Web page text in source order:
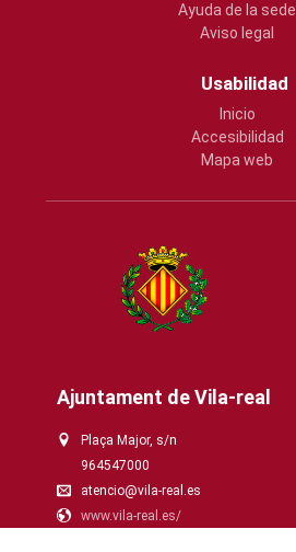
Ayuda de la sede
Aviso legal
Usabilidad
Inicio
Accesibilidad
Mapa web
Ajuntament de Vila-real
Plaça Major, s/n
964547000
atencio@vila-real.es
www.vila-real.es/